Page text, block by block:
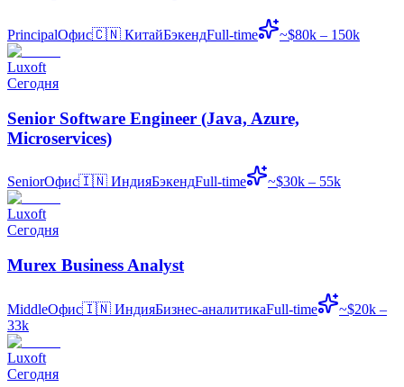
PrincipalОфис🇨🇳 КитайБэкендFull-time ~$80k – 150k
Luxoft
Сегодня
Senior Software Engineer (Java, Azure,
Microservices)
SeniorОфис🇮🇳 ИндияБэкендFull-time ~$30k – 55k
Luxoft
Сегодня
Murex Business Analyst
MiddleОфис🇮🇳 ИндияБизнес-аналитикаFull-time
~$20k –
33k
Luxoft
Сегодня